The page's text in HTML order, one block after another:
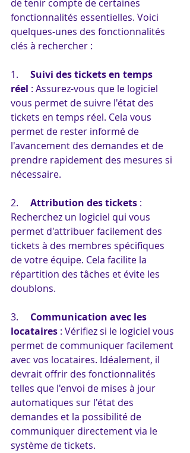
de tenir compte de certaines
fonctionnalités essentielles. Voici
quelques-unes des fonctionnalités
clés à rechercher :
1. Suivi des tickets en temps
réel : Assurez-vous que le logiciel
vous permet de suivre l'état des
tickets en temps réel. Cela vous
permet de rester informé de
l'avancement des demandes et de
prendre rapidement des mesures si
nécessaire.
2. Attribution des tickets :
Recherchez un logiciel qui vous
permet d'attribuer facilement des
tickets à des membres spécifiques
de votre équipe. Cela facilite la
répartition des tâches et évite les
doublons.
3. Communication avec les
locataires : Vérifiez si le logiciel vous
permet de communiquer facilement
avec vos locataires. Idéalement, il
devrait offrir des fonctionnalités
telles que l'envoi de mises à jour
automatiques sur l'état des
demandes et la possibilité de
communiquer directement via le
système de tickets.